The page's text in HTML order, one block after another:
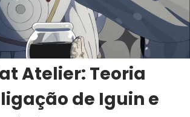
Atelier: Teoria
de Iguin e